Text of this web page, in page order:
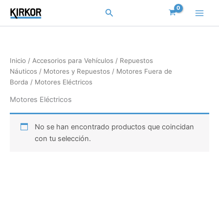
contenido
Buscar
Inicio / Accesorios para Vehículos / Repuestos
Náuticos / Motores y Repuestos / Motores Fuera de
Borda / Motores Eléctricos
Motores Eléctricos
No se han encontrado productos que coincidan
con tu selección.